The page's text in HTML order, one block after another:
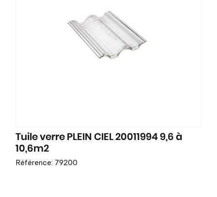
Tuile verre PLEIN CIEL 20011994 9,6 à
10,6m2
Référence: 79200